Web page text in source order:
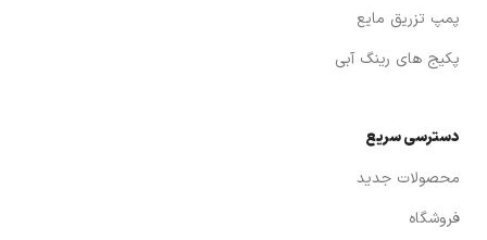
پمپ تزریق مایع
پکیج های رینگ آبی
دسترسی سریع
محصولات جدید
فروشگاه